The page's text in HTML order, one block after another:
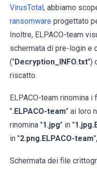
VirusTotal, abbiamo
ransomware progettato
Inoltre, ELPACO-team
schermata di pre-login e
("Decryption_INFO.txt")
riscatto.
ELPACO-team rinomina
".ELPACO-team" ai loro
rinomina "1.jpg" in "
in "2.png.ELPACO-team
Schermata dei file